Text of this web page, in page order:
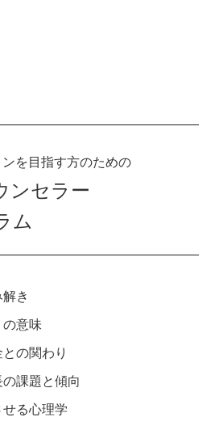
を目指す方のための
ンセラー
ム
き
意味
の関わり
課題と傾向
る心理学